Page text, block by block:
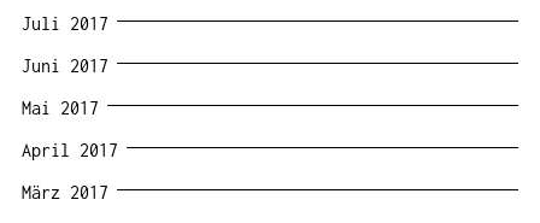
Juli 2017
Juni 2017
Mai 2017
April 2017
März 2017